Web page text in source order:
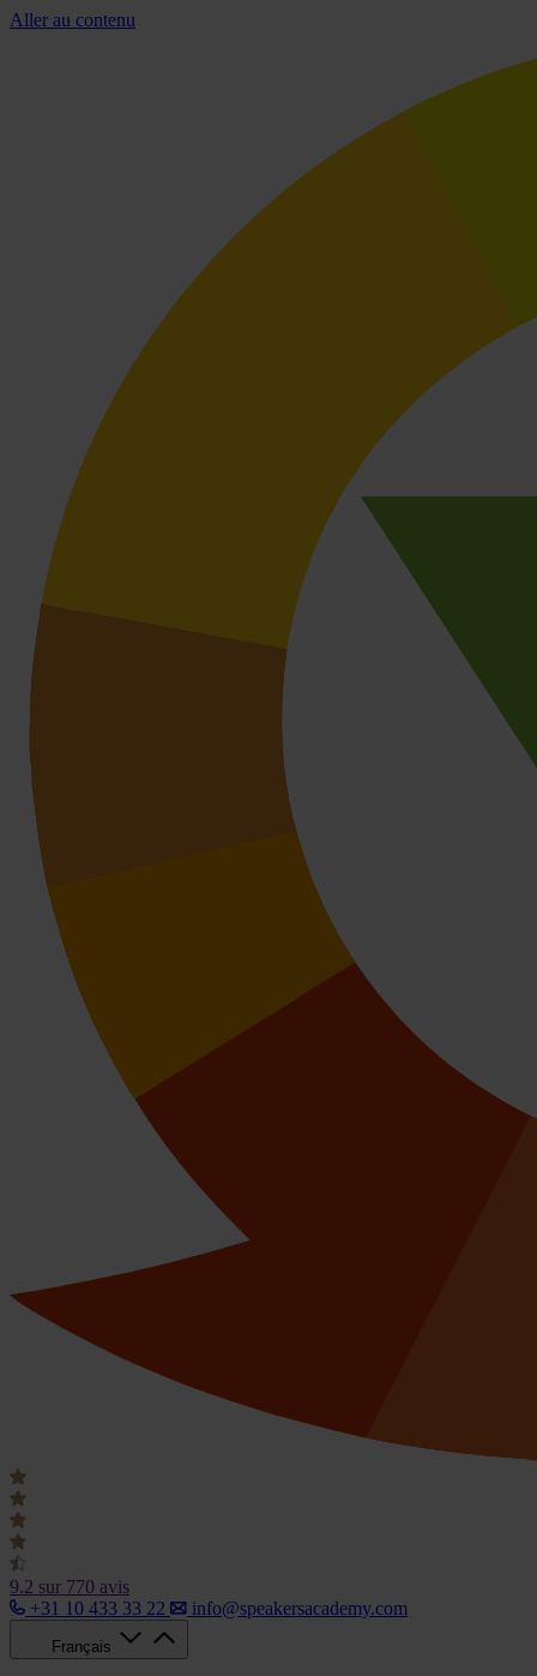
Aller au contenu
9.2 sur 770 avis
+31 10 433 33 22
info@speakersacademy.com
Français